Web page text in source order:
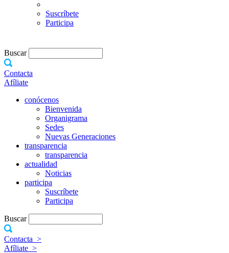
Suscríbete
Participa
Buscar
Contacta
Afíliate
conócenos
Bienvenida
Organigrama
Sedes
Nuevas Generaciones
transparencia
transparencia
actualidad
Noticias
participa
Suscríbete
Participa
Buscar
Contacta >
Afíliate >